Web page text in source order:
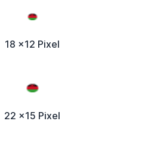
18 x12 Pixel
22 x15 Pixel